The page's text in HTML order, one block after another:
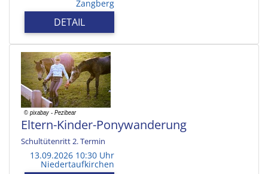
Zangberg
DETAIL
Eltern-Kinder-Ponywanderung
Schultütenritt 2. Termin
13.09.2026 10:30 Uhr
Niedertaufkirchen